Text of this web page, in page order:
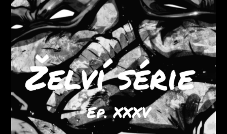
HRDINA
BLUE
BEETLE.
POJDMĚ
SI
ŘÍCT
NĚCO
O
VZNIKU
TOHOTO
HRDINY.